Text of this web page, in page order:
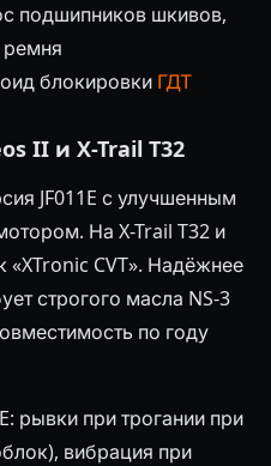
подшипников шкивов,
ремня
блокировки ГДТ
II и X-Trail T32
JF011E с улучшенным
На X-Trail T32 и
«XTronic CVT». Надёжнее
строгого масла NS-3
по году
рывки при трогании при
вибрация при